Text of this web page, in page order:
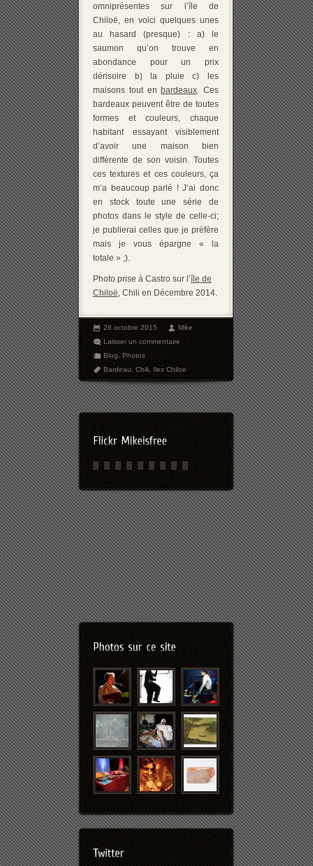
omniprésentes sur l’île de
Chiloë, en voici quelques unes
au hasard (presque) : a) le
saumon qu’on trouve en
abondance pour un prix
dérisoire b) la pluie c) les
maisons tout en bardeaux. Ces
bardeaux peuvent être de toutes
formes et couleurs, chaque
habitant essayant visiblement
d’avoir une maison bien
différente de son voisin. Toutes
ces textures et ces couleurs, ça
m’a beaucoup parlé ! J’ai donc
en stock toute une série de
photos dans le style de celle-ci;
je publierai celles que je préfère
mais je vous épargne « la
totale » ;).
Photo prise à Castro sur l’île de
Chiloë, Chili en Décembre 2014.
28 octobre 2015
Mike
Laisser un commentaire
Blog,Photos
Bardeau,Chili,Iles Chiloe